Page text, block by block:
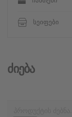
სეიფები
Ძიება